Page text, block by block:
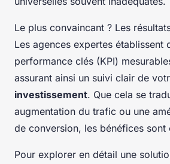
Le plus convaincant ? Les
Les agences expertes établissent
performance clés (KPI)
assurant ainsi un suivi clair de
investissement. Que cela se
augmentation du trafic ou une
de conversion, les bénéfices sont
Pour explorer en détail une